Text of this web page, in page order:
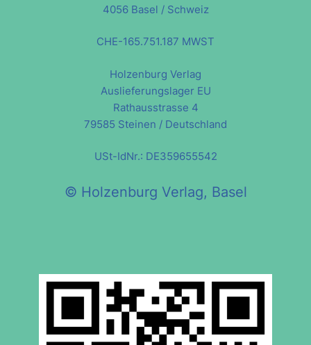
4056 Basel / Schweiz
CHE-165.751.187 MWST
Holzenburg Verlag
Auslieferungslager EU
Rathausstrasse 4
79585 Steinen / Deutschland
USt-IdNr.: DE359655542
© Holzenburg Verlag, Basel